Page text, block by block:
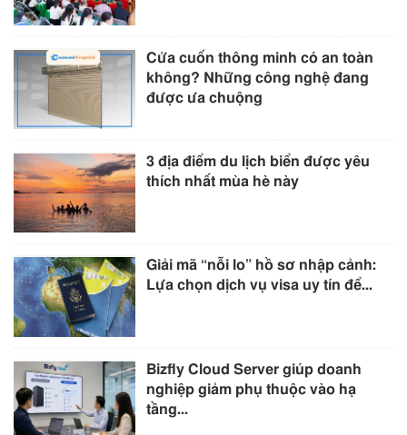
Cửa cuốn thông minh có an toàn
không? Những công nghệ đang
được ưa chuộng
3 địa điểm du lịch biển được yêu
thích nhất mùa hè này
Giải mã “nỗi lo” hồ sơ nhập cảnh:
Lựa chọn dịch vụ visa uy tín để...
Bizfly Cloud Server giúp doanh
nghiệp giảm phụ thuộc vào hạ
tầng...